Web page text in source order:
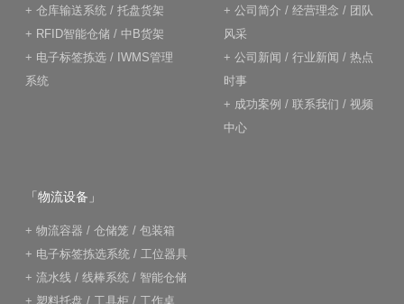
+ 仓库输送系统 / 托盘货架
+ RFID智能仓储 / 中B货架
+ 电子标签拣选 / IWMS管理
系统
+ 公司简介 / 经营理念 / 团队
风采
+ 公司新闻 / 行业新闻 / 热点
时事
+ 成功案例 / 联系我们 / 视频
中心
「物流设备」
+ 物流容器 / 仓储笼 / 包装箱
+ 电子标签拣选系统 / 工位器具
+ 流水线 / 线棒系统 / 智能仓储
+ 塑料托盘 / 工具柜 / 工作桌